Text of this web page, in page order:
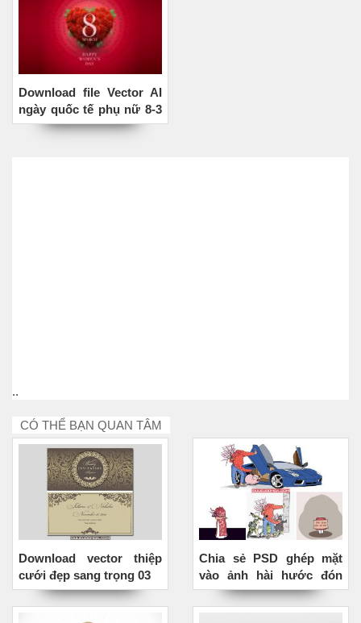
Download file Vector AI
ngày quốc tế phụ nữ 8-3
hoa hồng đẹp
..
CÓ THỂ BẠN QUAN TÂM
Download vector thiệp
cưới đẹp sang trọng 03
Chia sẻ PSD ghép mặt
vào ảnh hài hước đón
Tết Tân Sửu 2021